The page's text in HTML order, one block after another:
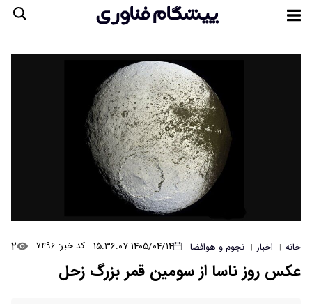
خانه | اخبار | نجوم و هوافضا ۱۴۰۵/۰۴/۱۴ ۱۵:۳۶:۰۷ کد خبر: ۷۴۹۶ ۲
عکس روز ناسا از سومین قمر بزرگ زحل